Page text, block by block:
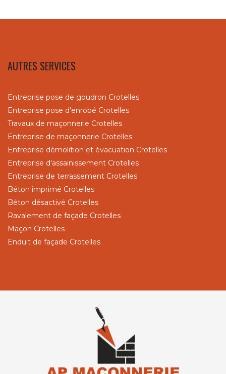
AUTRES SERVICES
Entreprise pose de goudron Crotelles
Entreprise pose d'enrobé Crotelles
Travaux de maçonnerie Crotelles
Entreprise de maçonnerie Crotelles
Entreprise démolition et évacuation Crotelles
Entreprise d'assainissement Crotelles
Entreprise de terrassement Crotelles
Béton imprimé Crotelles
Béton désactivé Crotelles
Ravalement de façade Crotelles
Maçon Crotelles
Enduit de façade Crotelles